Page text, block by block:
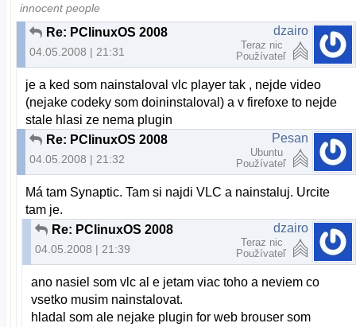
innocent people
Re: PClinuxOS 2008
04.05.2008 | 21:31
dzairo
Teraz nic
Používateľ
je a ked som nainstaloval vlc player tak , nejde video
(nejake codeky som doininstaloval) a v firefoxe to nejde
stale hlasi ze nema plugin
Re: PClinuxOS 2008
04.05.2008 | 21:32
Pesan
Ubuntu
Používateľ
Má tam Synaptic. Tam si najdi VLC a nainstaluj. Urcite
tam je.
Re: PClinuxOS 2008
04.05.2008 | 21:39
dzairo
Teraz nic
Používateľ
ano nasiel som vlc al e jetam viac toho a neviem co
vsetko musim nainstalovat.
hladal som ale nejake plugin for web brouser som